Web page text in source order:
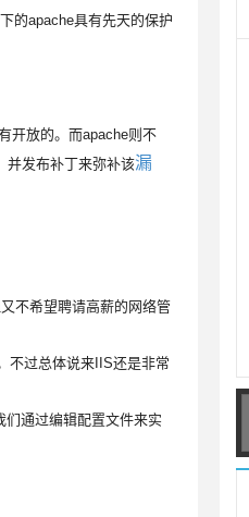
的apache具有先天的保护
开放的。而apache则不
并发布补丁来弥补该漏
不希望聘请高薪的网络管
过总体说来IIS还是非常
通过编辑配置文件来实